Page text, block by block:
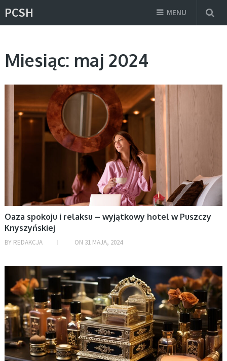
PCSH MENU
Miesiąc: maj 2024
Oaza spokoju i relaksu – wyjątkowy hotel w Puszczy
Knyszyńskiej
BY REDAKCJA ON 31 MAJA, 2024
AKTUALNOŚCI, BIZNES